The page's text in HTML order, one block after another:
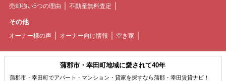
売却強い5つの理由 不動産無料査定
その他
オーナー様の声 オーナー向け情報 空き家
蒲郡市・幸田町地域に愛されて40年
蒲郡市・幸田町でアパート・マンション・貸家を探すなら蒲郡・幸田賃貸ナビ！